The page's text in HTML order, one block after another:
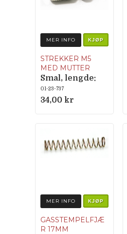
MER INFO KJØP
STREKKER M5
MED MUTTER
Smal, lengde:
20mm
01-23-737
34,00 kr
MER INFO KJØP
GASSTEMPELFJÆ
R 17MM